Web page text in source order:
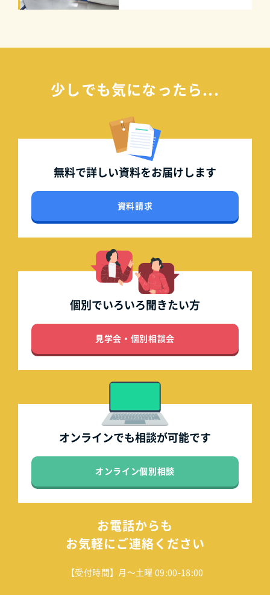
少しでも気になったら...
無料で詳しい資料をお届けします
資料請求
個別でいろいろ聞きたい方
見学会・個別相談会
オンラインでも相談が可能です
オンライン個別相談
お電話からも
お気軽にご連絡ください
【受付時間】月～土曜 09:00-18:00